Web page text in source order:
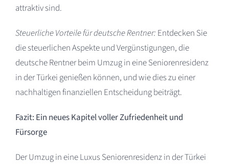
attraktiv sind.
Steuerliche Vorteile für deutsche Rentner: Entdecken Sie
die steuerlichen Aspekte und Vergünstigungen, die
deutsche Rentner beim Umzug in eine Seniorenresidenz
in der Türkei genießen können, und wie dies zu einer
nachhaltigen finanziellen Entscheidung beiträgt.
Fazit: Ein neues Kapitel voller Zufriedenheit und
Fürsorge
Der Umzug in eine Luxus Seniorenresidenz in der Türkei